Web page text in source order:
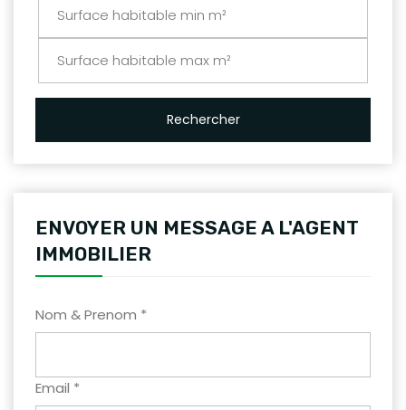
Rechercher
ENVOYER UN MESSAGE A L'AGENT
IMMOBILIER
Nom & Prenom *
Email *